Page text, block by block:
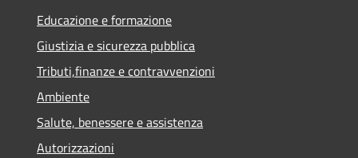
Educazione e formazione
Giustizia e sicurezza pubblica
Tributi,finanze e contravvenzioni
Ambiente
Salute, benessere e assistenza
Autorizzazioni